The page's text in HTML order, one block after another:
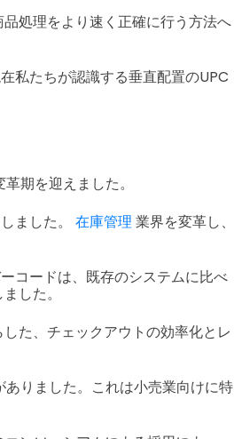
処理をより速く正確に行う方法へ
私たちが認識する垂直配置のUPC
期を迎えました。
ました。 在庫管理 業界を変革し、
コードは、既存のシステムに比べ
した。
た、チェックアウトの効率化とレ
りました。これは小売業向けに特